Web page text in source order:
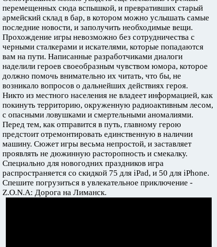
перемещенных сюда вспышкой, и превративших старый
армейский склад в бар, в котором можно услышать самые
последние новости, и заполучить необходимые вещи.
Прохождение игры невозможно без сотрудничества с
черными сталкерами и искателями, которые попадаются
вам на пути. Написанные разработчиками диалоги
наделили героев своеобразным чувством юмора, которое
должно помочь внимательно их читать, что бы, не
возникало вопросов о дальнейших действиях героя.
Никто из местного населения не владеет информацией, как
покинуть территорию, окруженную радиоактивным лесом,
с опасными ловушками и смертельными аномалиями.
Перед тем, как отправится в путь, главному герою
предстоит отремонтировать единственную в наличии
машину. Сюжет игры весьма непростой, и заставляет
проявлять не дюжинную расторопность и смекалку.
Специально для новогодних праздников игра
распространяется со скидкой 75 для iPad, и 50 для iPhone.
Спешите погрузиться в увлекательное приключение -
Z.O.N.A: Дорога на Лиманск.